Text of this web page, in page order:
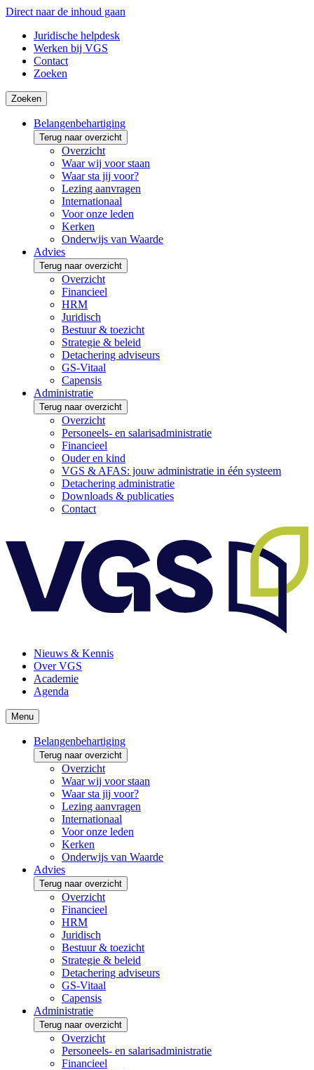
Direct naar de inhoud gaan
Juridische helpdesk
Werken bij VGS
Contact
Zoeken
Zoeken
Belangenbehartiging
Terug naar overzicht
Overzicht
Waar wij voor staan
Waar sta jij voor?
Lezing aanvragen
Internationaal
Voor onze leden
Kerken
Onderwijs van Waarde
Advies
Terug naar overzicht
Overzicht
Financieel
HRM
Juridisch
Bestuur & toezicht
Strategie & beleid
Detachering adviseurs
GS-Vitaal
Capensis
Administratie
Terug naar overzicht
Overzicht
Personeels- en salarisadministratie
Financieel
Ouder en kind
VGS & AFAS: jouw administratie in één systeem
Detachering administratie
Downloads & publicaties
Contact
Nieuws & Kennis
Over VGS
Academie
Agenda
Menu
Belangenbehartiging
Terug naar overzicht
Overzicht
Waar wij voor staan
Waar sta jij voor?
Lezing aanvragen
Internationaal
Voor onze leden
Kerken
Onderwijs van Waarde
Advies
Terug naar overzicht
Overzicht
Financieel
HRM
Juridisch
Bestuur & toezicht
Strategie & beleid
Detachering adviseurs
GS-Vitaal
Capensis
Administratie
Terug naar overzicht
Overzicht
Personeels- en salarisadministratie
Financieel